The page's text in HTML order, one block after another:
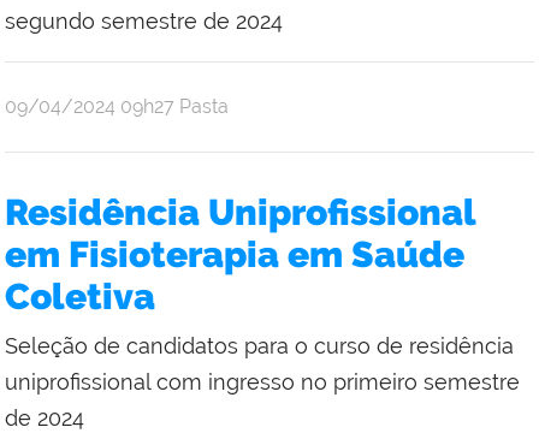
segundo semestre de 2024
publicado
09/04/2024 09h27 Pasta
Residência Uniprofissional
em Fisioterapia em Saúde
Coletiva
Seleção de candidatos para o curso de residência
uniprofissional com ingresso no primeiro semestre
de 2024